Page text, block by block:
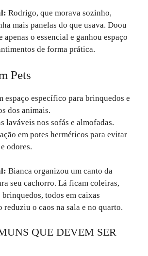
Rodrigo, que morava sozinho,
mais panelas do que usava. Doou
apenas o essencial e ganhou espaço
de forma prática.
Pets
espaço específico para brinquedos e
dos animais.
laváveis nos sofás e almofadas.
em potes herméticos para evitar
odores.
Bianca organizou um canto da
seu cachorro. Lá ficam coleiras,
brinquedos, todos em caixas
reduziu o caos na sala e no quarto.
QUE DEVEM SER